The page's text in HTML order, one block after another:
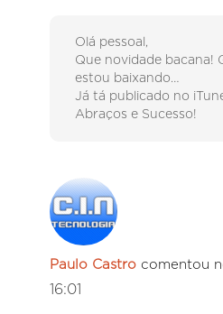
Olá pessoal,
Que novidade bacana!
estou baixando…
Já tá publicado no
Abraços e Sucesso!
Paulo Castro comentou
16:01